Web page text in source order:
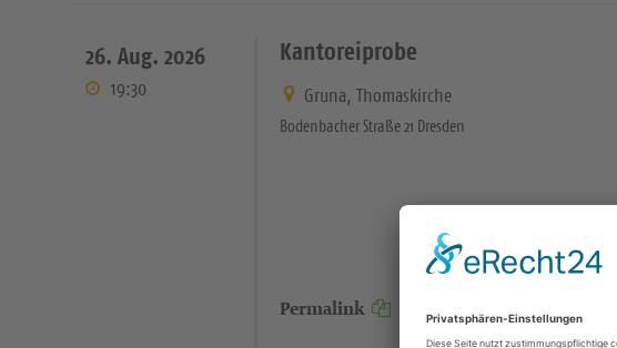
26. Aug. 2026
19:30
Kantoreiprobe
Gruna, Thomaskirche
Bodenbacher Straße 21 Dresden
Permalink